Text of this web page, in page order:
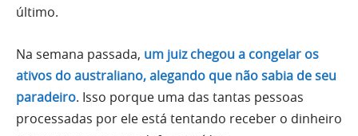
último.
Na semana passada, um juiz chegou a congelar os
ativos do australiano, alegando que não sabia de seu
paradeiro. Isso porque uma das tantas pessoas
processadas por ele está tentando receber o dinheiro